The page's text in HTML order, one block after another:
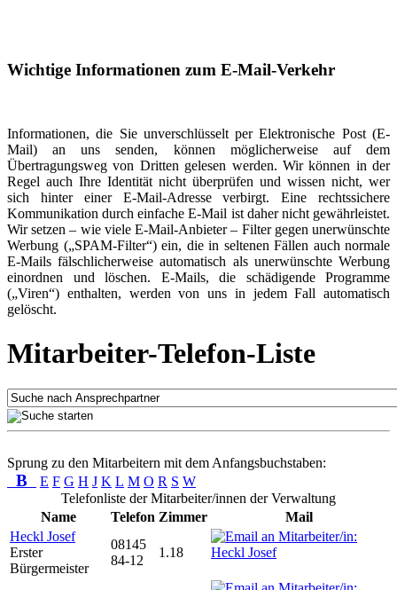
Wichtige Informationen zum E-Mail-Verkehr
Informationen, die Sie unverschlüsselt per Elektronische Post (E-
Mail) an uns senden, können möglicherweise auf dem
Übertragungsweg von Dritten gelesen werden. Wir können in der
Regel auch Ihre Identität nicht überprüfen und wissen nicht, wer
sich hinter einer E-Mail-Adresse verbirgt. Eine rechtssichere
Kommunikation durch einfache E-Mail ist daher nicht gewährleistet.
Wir setzen – wie viele E-Mail-Anbieter – Filter gegen unerwünschte
Werbung („SPAM-Filter“) ein, die in seltenen Fällen auch normale
E-Mails fälschlicherweise automatisch als unerwünschte Werbung
einordnen und löschen. E-Mails, die schädigende Programme
(„Viren“) enthalten, werden von uns in jedem Fall automatisch
gelöscht.
Mitarbeiter-Telefon-Liste
Sprung zu den Mitarbeitern mit dem Anfangsbuchstaben:
B E F G H J K L M O R S W
Telefonliste der Mitarbeiter/innen der Verwaltung
Name
Telefon Zimmer
Mail
Heckl Josef
Erster
Bürgermeister
08145
84-12
1.18